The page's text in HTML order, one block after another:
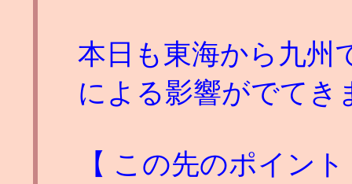
本日も東海から九
による影響がでてき
【 この先のポイント